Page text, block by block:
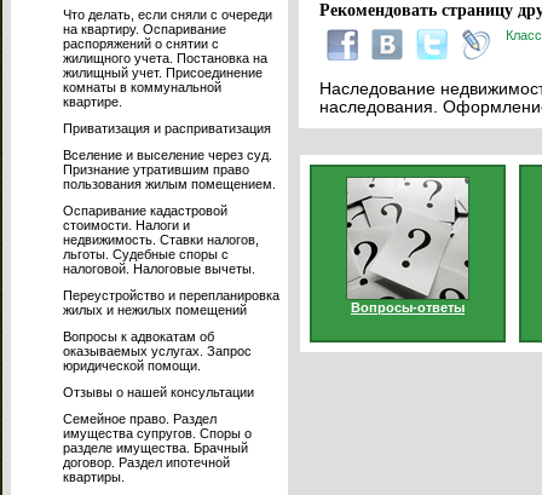
Что делать, если сняли с очереди
на квартиру. Оспаривание
распоряжений о снятии с
жилищного учета. Постановка на
жилищный учет. Присоединение
комнаты в коммунальной
квартире.
Приватизация и расприватизация
Вселение и выселение через суд.
Признание утратившим право
пользования жилым помещением.
Оспаривание кадастровой
стоимости. Налоги и
недвижимость. Ставки налогов,
льготы. Судебные споры с
налоговой. Налоговые вычеты.
Переустройство и перепланировка
жилых и нежилых помещений
Вопросы к адвокатам об
оказываемых услугах. Запрос
юридической помощи.
Отзывы о нашей консультации
Семейное право. Раздел
имущества супругов. Споры о
разделе имущества. Брачный
договор. Раздел ипотечной
квартиры.
Рекомендовать страницу
Наследование
наследования.
Вопросы-ответы